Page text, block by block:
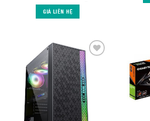
GIÁ LIÊN HỆ
Add to
Wishlist